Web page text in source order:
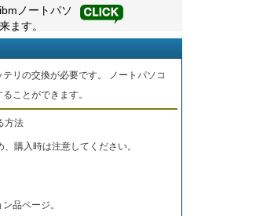
ibm ノートパソ
ます。
リの交換が必要です。 ノートパソコ
ことができます。
方法
購入時は注意してください。
品ページ。